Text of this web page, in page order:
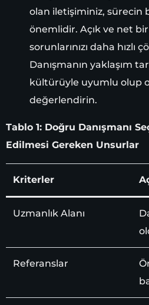
olan iletişiminiz, sürecin
önemlidir. Açık ve net
sorunlarınızı daha hızlı
Danışmanın yaklaşım
kültürüyle uyumlu olup
değerlendirin.
Tablo 1: Doğru Danışmanı
Edilmesi Gereken Unsurlar
Kriterler
Uzmanlık Alanı
Referanslar